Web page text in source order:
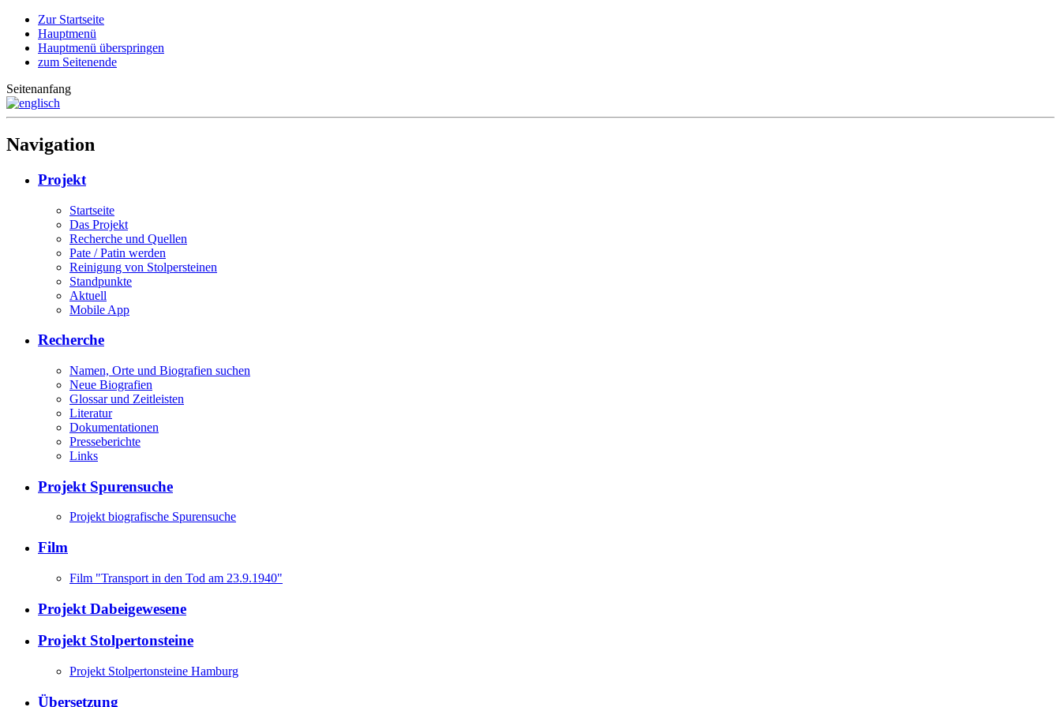
Zur Startseite
Hauptmenü
Hauptmenü überspringen
zum Seitenende
Seitenanfang
Navigation
Projekt
Startseite
Das Projekt
Recherche und Quellen
Pate / Patin werden
Reinigung von Stolpersteinen
Standpunkte
Aktuell
Mobile App
Recherche
Namen, Orte und Biografien suchen
Neue Biografien
Glossar und Zeitleisten
Literatur
Dokumentationen
Presseberichte
Links
Projekt Spurensuche
Projekt biografische Spurensuche
Film
Film "Transport in den Tod am 23.9.1940"
Projekt Dabeigewesene
Projekt Stolpertonsteine
Projekt Stolpertonsteine Hamburg
Übersetzung